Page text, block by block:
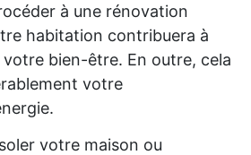
à une rénovation
habitation contribuera à
bien-être. En outre, cela
votre
votre maison ou